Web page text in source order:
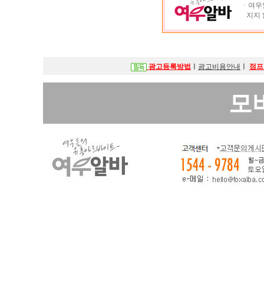
ㆍ여
지지
광고등록방법 광고비용안내 점
모